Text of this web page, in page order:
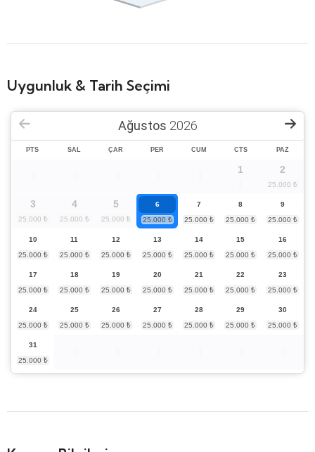
Uygunluk & Tarih Seçimi
Ağustos 2026
PTS SAL ÇAR PER CUM CTS PAZ
1 2
3 4 5 6 7 8 9
10 11 12 13 14 15 16
17 18 19 20 21 22 23
24 25 26 27 28 29 30
31